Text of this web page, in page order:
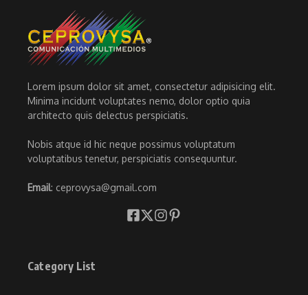
Lorem ipsum dolor sit amet, consectetur adipisicing elit.
Minima incidunt voluptates nemo, dolor optio quia
architecto quis delectus perspiciatis.
Nobis atque id hic neque possimus voluptatum
voluptatibus tenetur, perspiciatis consequuntur.
Email: ceprovysa@gmail.com
Category List